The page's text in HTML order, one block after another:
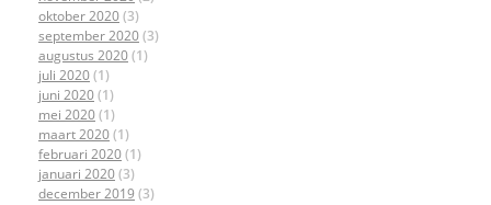
oktober 2020(3)
september 2020(3)
augustus 2020(1)
juli 2020(1)
juni 2020(1)
mei 2020(1)
maart 2020(1)
februari 2020(1)
januari 2020(3)
december 2019 (3)